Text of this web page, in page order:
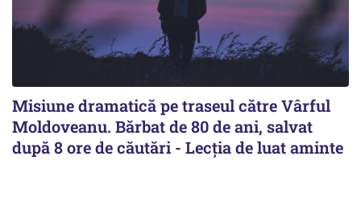
Misiune dramatică pe traseul către Vârful
Moldoveanu. Bărbat de 80 de ani, salvat
după 8 ore de căutări - Lecția de luat aminte